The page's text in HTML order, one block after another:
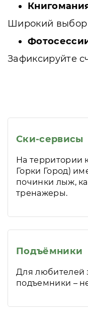
Широкий выбор
Зафиксируйте
Ски-сервисы
На территории
Горки Город)
починки лыж,
тренажеры.
Подъёмники
Для любителей
подъемники –